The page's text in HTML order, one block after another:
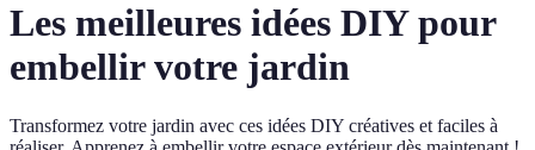
Les meilleures idées DIY pour
embellir votre jardin
Transformez votre jardin avec ces idées DIY créatives et faciles à